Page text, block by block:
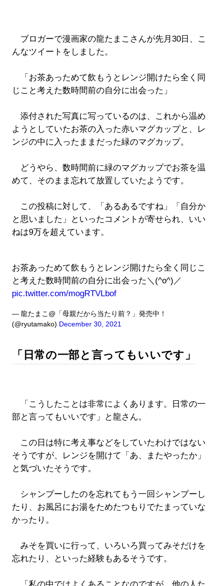
ブロガーで漫画家の龍たまこさんが先月30日、こ
んなツイートをしました。
「お茶あっためて飲もうとレンジ開けたら全く同
じこと考えた数時間前の自分に出会った」
添付された写真に写っているのは、これから温め
ようとしていたお茶の入った赤いマグカップと、レ
ンジの中に入ったままだった緑のマグカップ。
どうやら、数時間前に緑のマグカップでお茶を温
めて、そのまま忘れて放置していたようです。
この投稿に対して、「あるあるですね」「自分か
と思いました」といったコメントが寄せられ、いい
ねは9万を超えています。
お茶あっためて飲もうとレンジ開けたら全く同じこ
と考えた数時間前の自分に出会った＼(^o^)／
pic.twitter.com/mogRTVLbof
— 龍たまこ@「母親だから当たり前？」発売中！
(@ryutamako) December 30, 2021
「日常の一部と言ってもいいです」
「こうしたことは非常によくあります。日常の一
部と言ってもいいです」と龍さん。
この日は特に考え事などをしていたわけではない
そうですが、レンジを開けて「あ、またやったか」
と気づいたそうです。
シャンプーしたのを忘れてもう一回シャンプーし
たり、お風呂にお湯をためたつもりでたまっていな
かったり。
みそを買いに行って、いろいろ買ってみそだけを
忘れたり、といった経験もあるそうです。